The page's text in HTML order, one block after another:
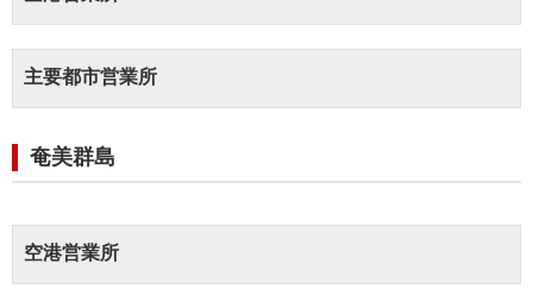
主要都市営業所
奄美群島
空港営業所